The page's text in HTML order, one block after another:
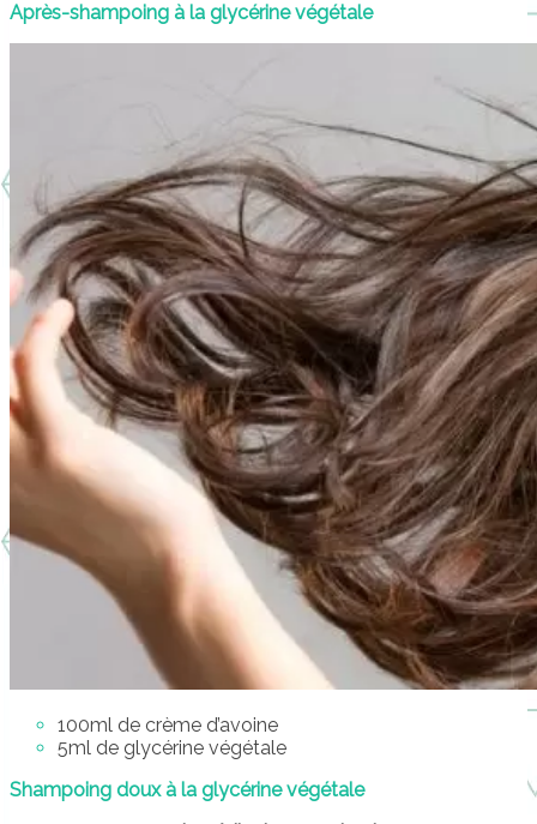
Après-shampoing à la glycérine végétale
100ml de crème d’avoine
5ml de glycérine végétale
Shampoing doux à la glycérine végétale